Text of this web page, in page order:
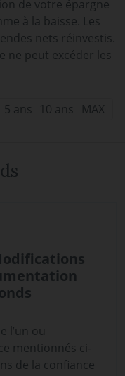
de votre épargne
à la baisse. Les
nets réinvestis.
ne peut excéder les
5 ans 10 ans MAX
l’un ou
mentionnés ci-
de la confiance